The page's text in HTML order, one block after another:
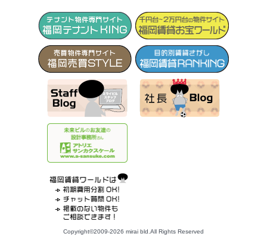
Copyright©2009-2026 mirai bld.All Rights Reserved